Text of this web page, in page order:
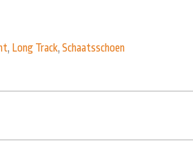
, Long Track, Schaatsschoen